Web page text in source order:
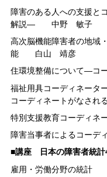
障害のある人への支援と
解説― 中野 敏子
高次脳機能障害者の地域
能 白山 靖彦
住環境整備について―
福祉用具コーディネータ
コーディネートがなさ
特別支援教育コーディ
障害当事者によるコー
■講座 日本の障害者統計
雇用・労働分野の統